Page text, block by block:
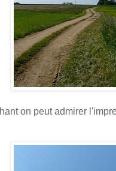
on peut admirer